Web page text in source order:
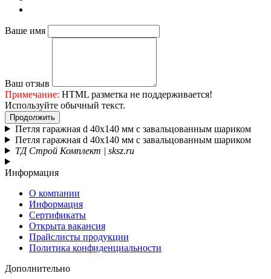
Ваше имя
Ваш отзыв
Примечание: HTML разметка не поддерживается!
Используйте обычный текст.
Продолжить
Петля гаражная d 40х140 мм с завальцованным шариком
Петля гаражная d 40х140 мм с завальцованным шариком
ТД Строй Комплект | sksz.ru
Информация
О компании
Информация
Сертификаты
Открыта вакансия
Прайслисты продукции
Политика конфиденциальности
Дополнительно